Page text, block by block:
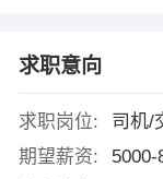
求职意向
求职岗位:
司机/
期望薪资:
5000-